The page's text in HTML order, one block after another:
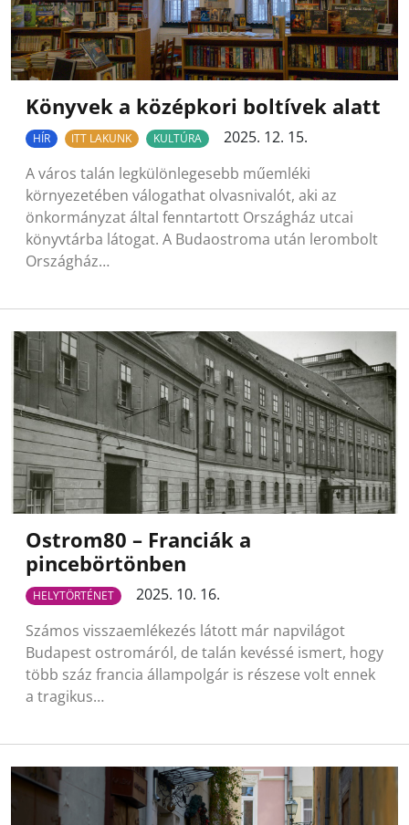
Könyvek a középkori boltívek alatt
HÍR ITT LAKUNK KULTÚRA
2025. 12. 15.
A város talán legkülönlegesebb műemléki
környezetében válogathat olvasnivalót, aki az
önkormányzat által fenntartott Országház utcai
könyvtárba látogat. A Budaostroma után lerombolt
Országház…
Ostrom80 – Franciák a
pincebörtönben
HELYTÖRTÉNET
2025. 10. 16.
Számos visszaemlékezés látott már napvilágot
Budapest ostromáról, de talán kevéssé ismert, hogy
több száz francia állampolgár is részese volt ennek
a tragikus…